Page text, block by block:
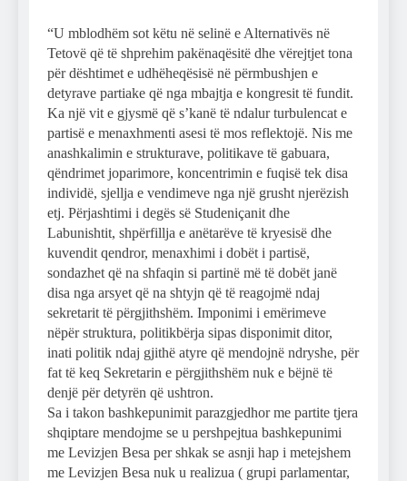
“U mblodhëm sot këtu në selinë e Alternativës në
Tetovë që të shprehim pakënaqësitë dhe vërejtjet tona
për dështimet e udhëheqësisë në përmbushjen e
detyrave partiake që nga mbajtja e kongresit të fundit.
Ka një vit e gjysmë që s’kanë të ndalur turbulencat e
partisë e menaxhmenti asesi të mos reflektojë. Nis me
anashkalimin e strukturave, politikave të gabuara,
qëndrimet joparimore, koncentrimin e fuqisë tek disa
individë, sjellja e vendimeve nga një grusht njerëzish
etj. Përjashtimi i degës së Studeniçanit dhe
Labunishtit, shpërfillja e anëtarëve të kryesisë dhe
kuvendit qendror, menaxhimi i dobët i partisë,
sondazhet që na shfaqin si partinë më të dobët janë
disa nga arsyet që na shtyjn që të reagojmë ndaj
sekretarit të përgjithshëm. Imponimi i emërimeve
nëpër struktura, politikbërja sipas disponimit ditor,
inati politik ndaj gjithë atyre që mendojnë ndryshe, për
fat të keq Sekretarin e përgjithshëm nuk e bëjnë të
denjë për detyrën që ushtron.
Sa i takon bashkepunimit parazgjedhor me partite tjera
shqiptare mendojme se u pershpejtua bashkepunimi
me Levizjen Besa per shkak se asnji hap i metejshem
me Levizjen Besa nuk u realizua ( grupi parlamentar,